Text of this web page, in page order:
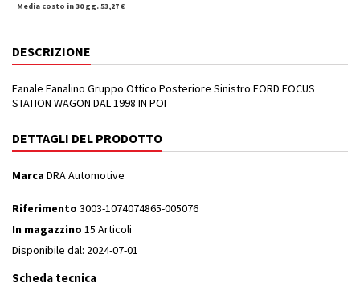
Media costo in 30 gg. 53,27 €
DESCRIZIONE
Fanale Fanalino Gruppo Ottico Posteriore Sinistro FORD FOCUS
STATION WAGON DAL 1998 IN POI
DETTAGLI DEL PRODOTTO
Marca DRA Automotive
Riferimento 3003-1074074865-005076
In magazzino 15 Articoli
Disponibile dal: 2024-07-01
Scheda tecnica